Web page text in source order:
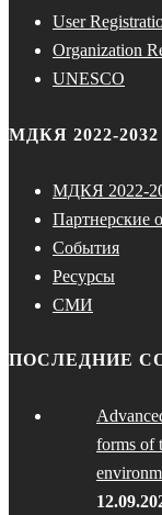
User
Organization
UNESCO
МДКЯ 2022-2032
МДКЯ 2022-
Партнерские
События
Ресурсы
СМИ
ПОСЛЕДНИЕ
forms of